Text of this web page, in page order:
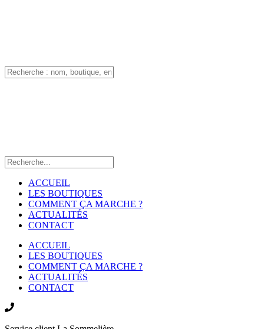
ACCUEIL
LES BOUTIQUES
COMMENT ÇA MARCHE ?
ACTUALITÉS
CONTACT
ACCUEIL
LES BOUTIQUES
COMMENT ÇA MARCHE ?
ACTUALITÉS
CONTACT